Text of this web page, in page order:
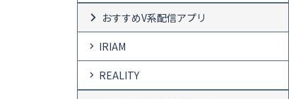
おすすめV系配信アプリ
IRIAM
REALITY